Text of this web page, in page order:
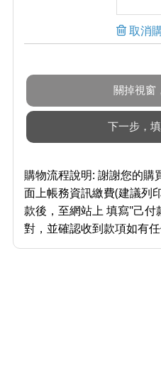
取消
購物流程說明: 謝謝您的購
面上帳務資訊繳費(建議列
款後，至網站上 填寫"己
對，並確認收到款項如有